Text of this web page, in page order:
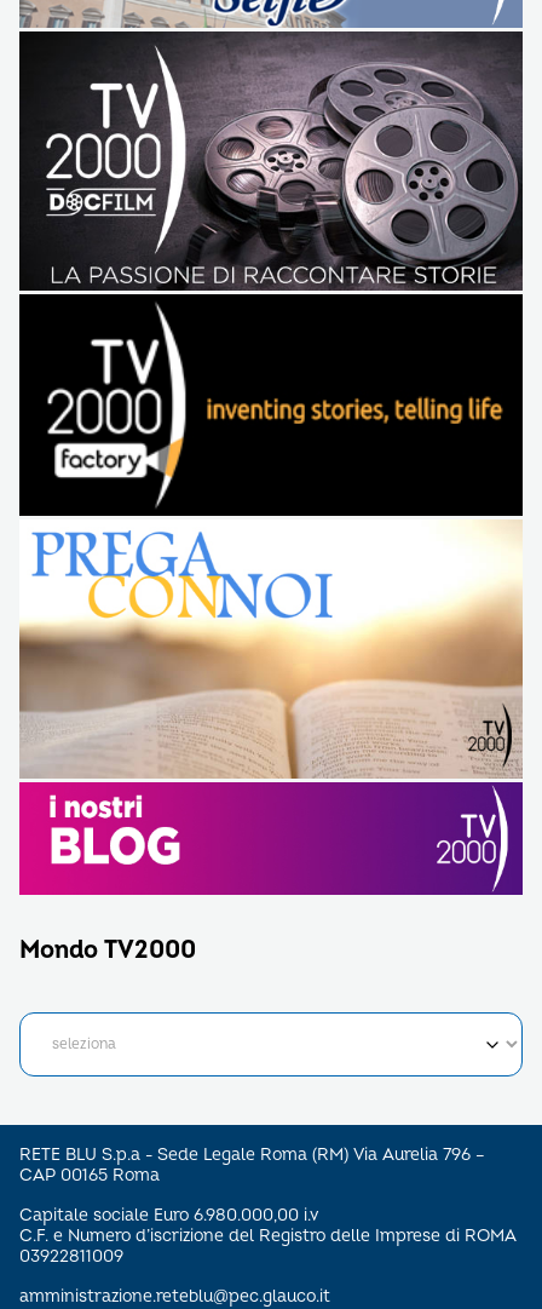
Mondo TV2000
RETE BLU S.p.a - Sede Legale Roma (RM) Via Aurelia 796 –
CAP 00165 Roma
Capitale sociale Euro 6.980.000,00 i.v
C.F. e Numero d’iscrizione del Registro delle Imprese di ROMA
03922811009
amministrazione.reteblu@pec.glauco.it